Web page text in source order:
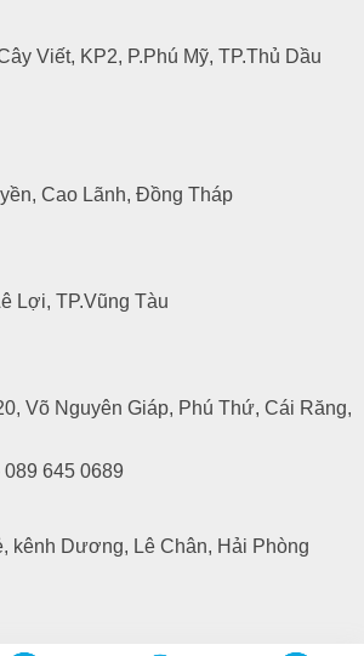
Viết, KP2, P.Phú Mỹ, TP.Thủ Dầu
Cao Lãnh, Đồng Tháp
Lợi, TP.Vũng Tàu
Võ Nguyên Giáp, Phú Thứ, Cái Răng,
645 0689
kênh Dương, Lê Chân, Hải Phòng